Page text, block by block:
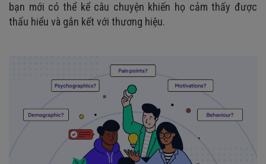
bạn mới có thể kể câu chuyện khiến họ cảm thấy được
thấu hiểu và gắn kết với thương hiệu.